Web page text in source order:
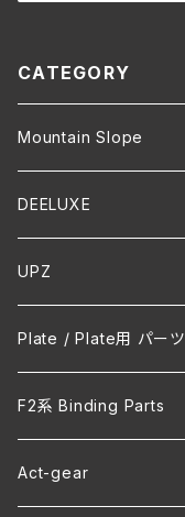
リジナルパーカー
CATEGORY
Mountain Slope
DEELUXE
UPZ
Plate / Plate用 パーツ
F2系 Binding Parts
Act-gear